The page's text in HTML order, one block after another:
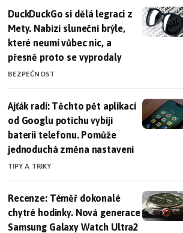
DuckDuckGo si dělá legraci z Mety.
DuckDuckGo si dělá legraci z
Mety. Nabízí sluneční brýle,
které neumí vůbec nic, a
přesně proto se vyprodaly
BEZPEČNOST
Ajťák radí: Těchto pět aplikací od
Ajťák radí: Těchto pět aplikací
od Googlu potichu vybíjí
baterii telefonu. Pomůže
jednoduchá změna nastavení
TIPY A TRIKY
Recenze: Téměř dokonalé chytré
Recenze: Téměř dokonalé
chytré hodinky. Nová generace
Samsung Galaxy Watch Ultra2